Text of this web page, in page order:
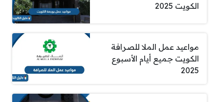
الكويت 2025
مواعيد عمل الملا للصرافة
الكويت جميع أيام الأسبوع
2025